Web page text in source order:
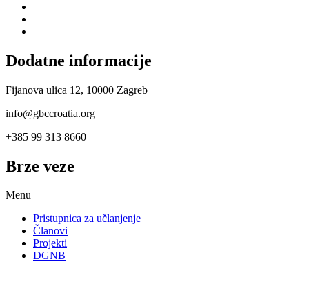
Dodatne informacije
Fijanova ulica 12, 10000 Zagreb
info@gbccroatia.org
+385 99 313 8660
Brze veze
Menu
Pristupnica za učlanjenje
Članovi
Projekti
DGNB